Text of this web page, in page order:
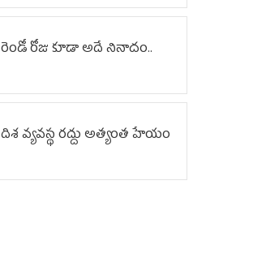
రెండో రోజు కూడా అదే నినాదం..
దిశ వ్యవస్థ రద్దు అత్యంత హేయం